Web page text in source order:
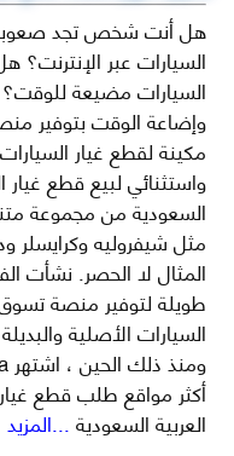
هل أنت شخص تجد
السيارات عبر الإنترنت؟
السيارات مضيعة
وإضاعة الوقت بتوفير
مكينة لقطع غيار
واستثنائي لبيع قطع غيار
السعودية من مجموعة
مثل شيفروليه وكرايسلر
طويلة لتوفير منصة
السيارات الأصلية
أكثر مواقع طلب قطع
العربية السعودية...المزيد